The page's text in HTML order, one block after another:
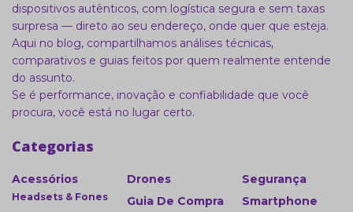
dispositivos autênticos, com logística segura e sem taxas
surpresa — direto ao seu endereço, onde quer que esteja.
Aqui no blog, compartilhamos análises técnicas,
comparativos e guias feitos por quem realmente entende
do assunto.
Se é performance, inovação e confiabilidade que você
procura, você está no lugar certo.
Categorias
Acessórios
Headsets & Fones
Drones
Guia De Compra
Segurança
Smartphone